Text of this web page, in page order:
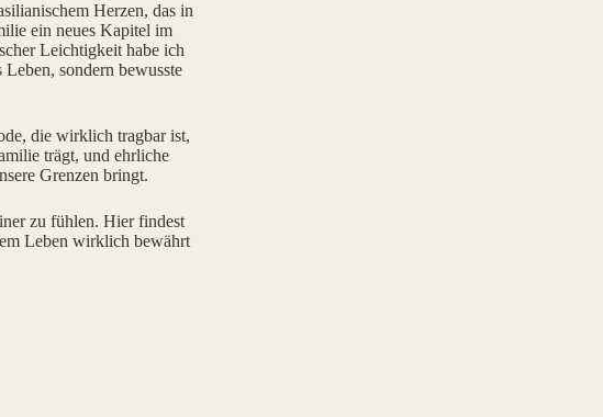
Herzen, das in
ein neues Kapitel im
Leichtigkeit habe ich
sondern bewusste
die wirklich tragbar ist,
trägt, und ehrliche
Grenzen bringt.
zu fühlen. Hier findest
Leben wirklich bewährt